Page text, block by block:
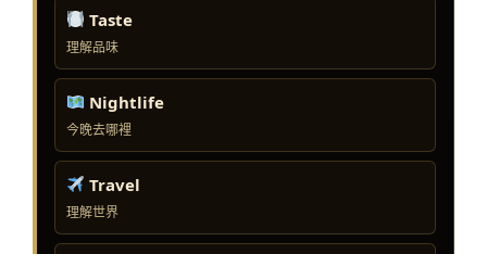
Taste
理解品味
Nightlife
今晚去哪裡
Travel
理解世界